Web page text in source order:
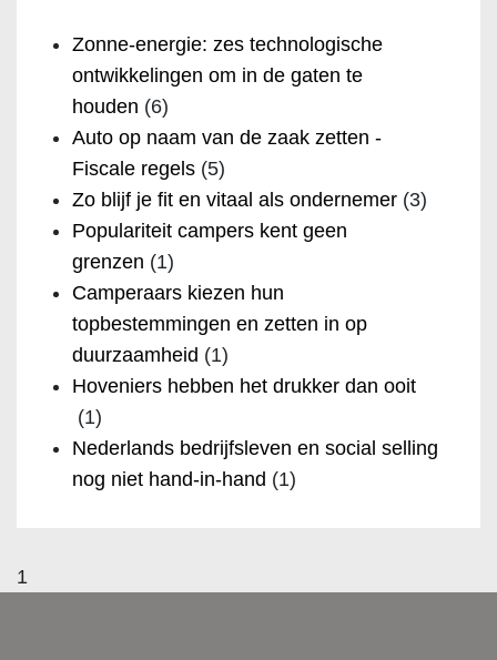
Zonne-energie: zes technologische
ontwikkelingen om in de gaten te
houden (6)
Auto op naam van de zaak zetten -
Fiscale regels (5)
Zo blijf je fit en vitaal als ondernemer (3)
Populariteit campers kent geen
grenzen (1)
Camperaars kiezen hun
topbestemmingen en zetten in op
duurzaamheid (1)
Hoveniers hebben het drukker dan ooit
(1)
Nederlands bedrijfsleven en social selling
nog niet hand-in-hand (1)
1